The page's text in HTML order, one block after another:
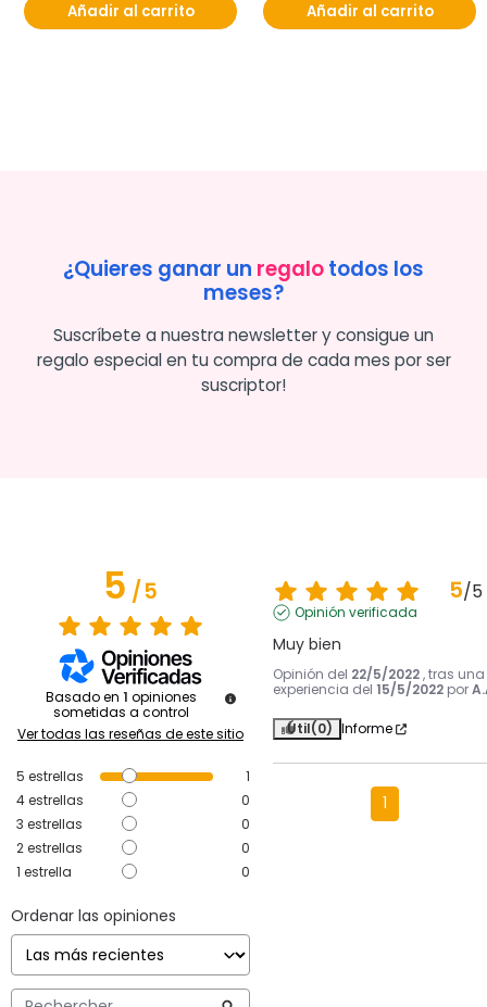
Añadir al carrito Añadir al carrito
¿Quieres ganar un regalotodos los
meses?
Suscríbete a nuestra newsletter y consigue un
regalo especial en tu compra de cada mes por ser
suscriptor!
5/5
Basado en 1 opiniones
sometidas a control
Ver todas las reseñas de este sitio
5 estrellas
1
4estrellas
0
3 estrellas
0
2estrellas
0
1 estrella 0
Ordenar las opiniones
5/5
Opinión verificada
Muy bien
Opinión del 22/5/2022 , tras una
experiencia del 15/5/2022 por
Útil(0) Informe
1